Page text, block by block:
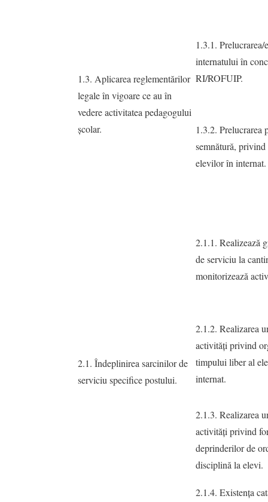
1.3. Aplicarea reglementărilor
legale în vigoare ce au în
vedere activitatea pedagogului
şcolar.
1.3.1.
internatului în
RI/ROFUIP.
1.3.2. Prelucrarea
semnătură,
elevilor în internat.
2.1. Îndeplinirea sarcinilor de
serviciu specifice postului.
2.1.1. Realizează
de serviciu la
monitorizează
2.1.2. Realizarea
activităţi privind
timpului liber al
internat.
2.1.3. Realizarea
activităţi privind
deprinderilor de
disciplină la elevi.
2.1.4. Existenţa